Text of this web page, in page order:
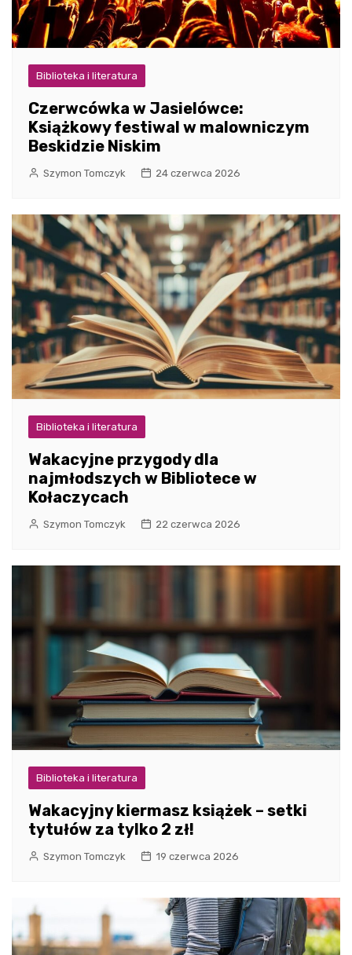
Biblioteka i literatura
Czerwcówka w Jasielówce:
Książkowy festiwal w malowniczym
Beskidzie Niskim
Szymon Tomczyk 24 czerwca 2026
Biblioteka i literatura
Wakacyjne przygody dla
najmłodszych w Bibliotece w
Kołaczycach
Szymon Tomczyk 22 czerwca 2026
Biblioteka i literatura
Wakacyjny kiermasz książek – setki
tytułów za tylko 2 zł!
Szymon Tomczyk 19 czerwca 2026